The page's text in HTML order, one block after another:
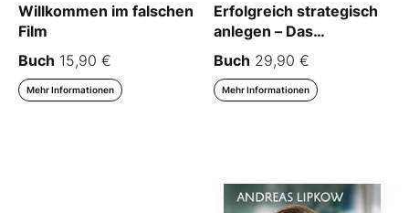
Willkommen im falschen
Film
Buch 15,90 €
Mehr Informationen
Erfolgreich strategisch
anlegen – Das
Praxisbuch
Buch 29,90 €
Mehr Informationen